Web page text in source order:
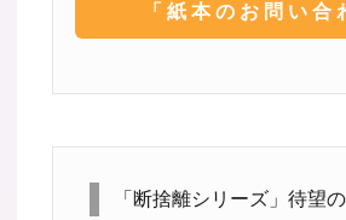
「紙本のお問い合
「断捨離シリーズ」待望